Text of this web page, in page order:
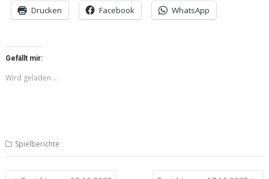
Drucken Facebook WhatsApp
Gefällt mir:
Wird geladen …
Spielberichte